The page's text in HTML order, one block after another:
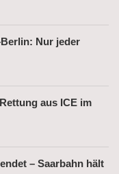
Nur jeder
aus ICE im
– Saarbahn hält